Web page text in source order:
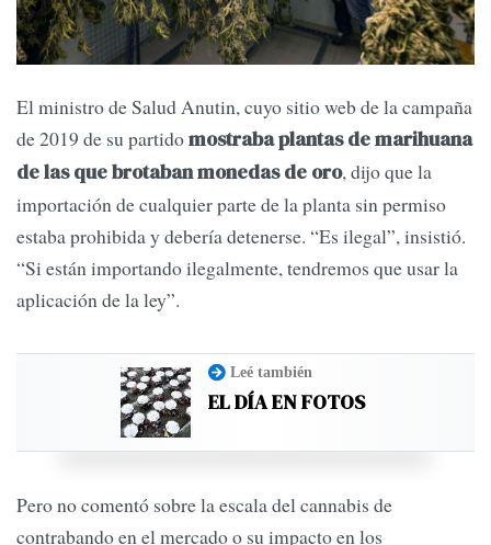
El ministro de Salud Anutin, cuyo sitio web de la campaña
de 2019 de su partidomostraba plantas de marihuana
de las que brotaban monedas de oro, dijo que la
importación de cualquier parte de la planta sin permiso
estaba prohibida y debería detenerse. “Es ilegal”, insistió.
“Si están importando ilegalmente, tendremos que usar la
aplicación de la ley”.
Leé también
EL DÍA EN FOTOS
Pero no comentó sobre la escala del cannabis de
contrabando en el mercado o su impacto en los